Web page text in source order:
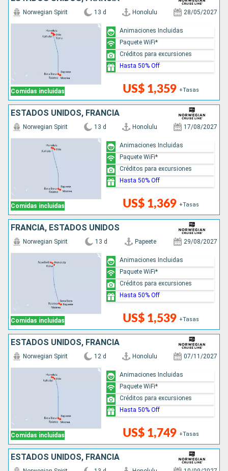
Comidas incluidas
Norwegian Spirit 13 d Honolulu 28/05/2027
US$ 1,359 +Tasas
Animaciones Incluidas
Paquete WiFi*
Créditos para excursiones
Hasta 50% Off
ESTADOS UNIDOS, FRANCIA
Comidas incluidas
Norwegian Spirit 13 d Honolulu 17/08/2027
US$ 1,369 +Tasas
Animaciones Incluidas
Paquete WiFi*
Créditos para excursiones
Hasta 50% Off
FRANCIA, ESTADOS UNIDOS
Comidas incluidas
Norwegian Spirit 13 d Papeete 29/08/2027
US$ 1,539 +Tasas
Animaciones Incluidas
Paquete WiFi*
Créditos para excursiones
Hasta 50% Off
ESTADOS UNIDOS, FRANCIA
Comidas incluidas
Norwegian Spirit 12 d Honolulu 07/11/2027
US$ 1,749 +Tasas
Animaciones Incluidas
Paquete WiFi*
Créditos para excursiones
Hasta 50% Off
ESTADOS UNIDOS, FRANCIA